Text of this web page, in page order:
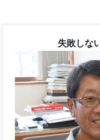
家づくりを笑顔で楽しん
ます。「こんな間取り
ろいろな価値観、喜び
もお客様の笑顔を大切に
ています。